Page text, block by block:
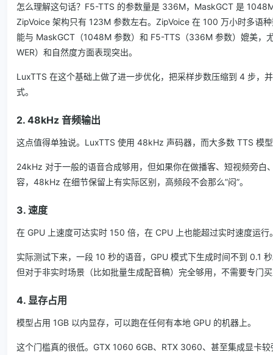
怎么理解这句话？F5-TTS 的参数量是 336M，MaskGCT 是
ZipVoice 架构只有 123M 参数左右。ZipVoice 在 100 万小时多语
能与 MaskGCT（1048M 参数）和 F5-TTS（336M 参数）媲美，
WER）和自然度方面表现突出。
LuxTTS 在这个基础上做了进一步优化，把采样步数压缩到 4 步，
式。
2. 48kHz 音频输出
这点值得单独说。LuxTTS 使用 48kHz 声码器，而大多数 TTS 模
24kHz 对于一般的语音合成够用，但如果你在做播客、短视频旁白
容，48kHz 在细节保留上有实际区别，高频段不会那么”闷”。
3. 速度
在 GPU 上速度可达实时 150 倍，在 CPU 上也能超过实时速度运行
实际测试下来，一段 10 秒的语音，GPU 模式下生成时间不到 0.1
但对于非实时场景（比如批量生成配音稿）完全够用，不需要专门
4. 显存占用
模型占用 1GB 以内显存，可以跑在任何有本地 GPU 的机器上。
这个门槛真的很低。GTX 1060 6GB、RTX 3060、甚至集成显卡